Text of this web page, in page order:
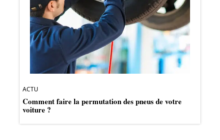
ACTU
Comment faire la permutation des pneus de votre
voiture ?